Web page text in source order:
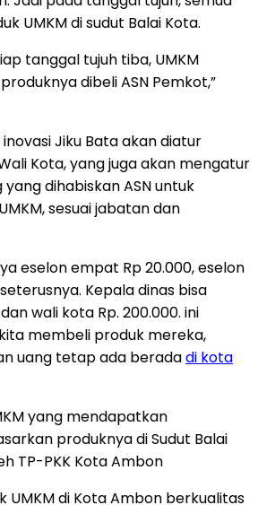
UMKM di sudut Balai Kota.
tanggal tujuh tiba, UMKM
dibeli ASN Pemkot,”
Jiku Bata akan diatur
Kota, yang juga akan mengatur
dihabiskan ASN untuk
sesuai jabatan dan
eselon empat Rp 20.000, eselon
Kepala dinas bisa
wali kota Rp. 200.000. ini
membeli produk mereka,
uang tetap ada beradadi kota
yang mendapatkan
produknya di Sudut Balai
TP-PKK Kota Ambon
UMKM di Kota Ambon berkualitas